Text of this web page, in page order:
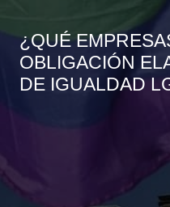
¿QUÉ
OBLIGACIÓN
DE IGUALDAD